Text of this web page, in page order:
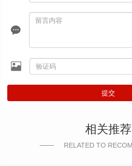
提交
相关推荐
RELATED TO